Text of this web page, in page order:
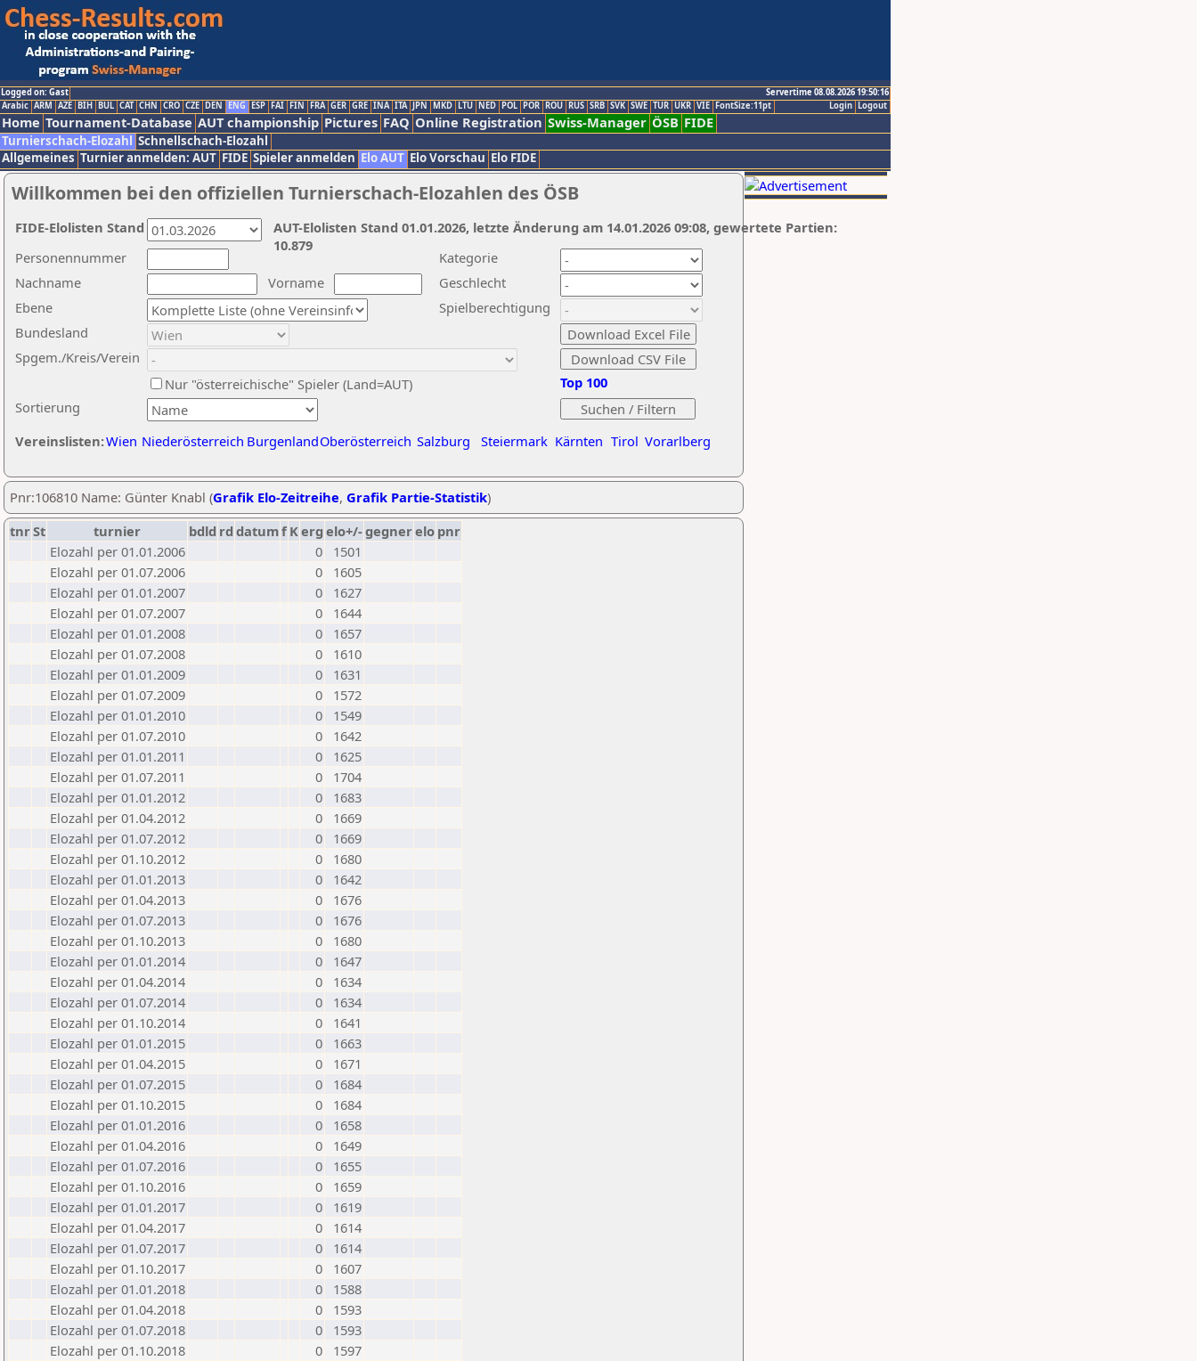
Logged on: Gast
Servertime 08.08.2026 19:50:16
Logout
Login
Arabic ARM AZE BIH BUL CAT CHN CRO CZE DEN ENG ESP FAI FIN FRA GER GRE INA ITA JPN MKD LTU NED POL POR ROU RUS SRB SVK SWE TUR UKR VIE FontSize:11pt
Home Tournament-Database AUT championship Pictures FAQ Online Registration Swiss-Manager ÖSB FIDE
Turnierschach-Elozahl Schnellschach-Elozahl
Allgemeines Turnier anmelden: AUT FIDE Spieler anmelden Elo AUT Elo Vorschau Elo FIDE
Willkommen bei den offiziellen Turnierschach-Elozahlen des ÖSB
Nachname
Vorname
Ebene
Kategorie
Sortierung
Personennummer
Bundesland
Spgem./Kreis/Verein
Geschlecht
Nur "österreichische" Spieler (Land=AUT)
Spielberechtigung
Vereinslisten:Wien Niederösterreich BurgenlandOberösterreich Salzburg Steiermark Kärnten Tirol Vorarlberg
Top 100
AUT-Elolisten Stand 01.01.2026, letzte Änderung am 14.01.2026 09:08, gewertete Partien:
10.879
FIDE-Elolisten Stand
Pnr:106810 Name: Günter Knabl (Grafik Elo-Zeitreihe, Grafik Partie-Statistik)
tnrSt turnier bdld rd datumf Kerg elo+/-gegnerelo pnr
Elozahl per 01.01.2006
0
1501
Elozahl per 01.07.2006
0
1605
Elozahl per 01.01.2007
0
1627
Elozahl per 01.07.2007
0
1644
Elozahl per 01.01.2008
0
1657
Elozahl per 01.07.2008
0
1610
Elozahl per 01.01.2009
0
1631
Elozahl per 01.07.2009
0
1572
Elozahl per 01.01.2010
0
1549
Elozahl per 01.07.2010
0
1642
Elozahl per 01.01.2011
0
1625
Elozahl per 01.07.2011
0
1704
Elozahl per 01.01.2012
0
1683
Elozahl per 01.04.2012
0
1669
Elozahl per 01.07.2012
0
1669
Elozahl per 01.10.2012
0
1680
Elozahl per 01.01.2013
0
1642
Elozahl per 01.04.2013
0
1676
Elozahl per 01.07.2013
0
1676
Elozahl per 01.10.2013
0
1680
Elozahl per 01.01.2014
0
1647
Elozahl per 01.04.2014
0
1634
Elozahl per 01.07.2014
0
1634
Elozahl per 01.10.2014
0
1641
Elozahl per 01.01.2015
0
1663
Elozahl per 01.04.2015
0
1671
Elozahl per 01.07.2015
0
1684
Elozahl per 01.10.2015
0
1684
Elozahl per 01.01.2016
0
1658
Elozahl per 01.04.2016
0
1649
Elozahl per 01.07.2016
0
1655
Elozahl per 01.10.2016
0
1659
Elozahl per 01.01.2017
0
1619
Elozahl per 01.04.2017
0
1614
Elozahl per 01.07.2017
0
1614
Elozahl per 01.10.2017
0
1607
Elozahl per 01.01.2018
0
1588
Elozahl per 01.04.2018
0
1593
Elozahl per 01.07.2018
0
1593
Elozahl per 01.10.2018
0
1597